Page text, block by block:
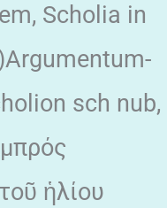
Scholia in
sch nub,
ἡλίου